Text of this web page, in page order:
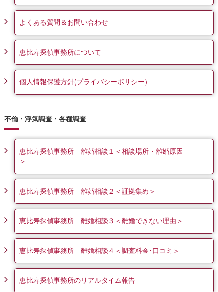
よくある質問＆お問い合わせ
恵比寿探偵事務所について
個人情報保護方針(プライバシーポリシー）
不倫・浮気調査・各種調査
恵比寿探偵事務所 離婚相談１＜相談場所・離婚原因
＞
恵比寿探偵事務所 離婚相談２＜証拠集め＞
恵比寿探偵事務所 離婚相談３＜離婚できない理由＞
恵比寿探偵事務所 離婚相談４＜調査料金･口コミ＞
恵比寿探偵事務所のリアルタイム報告